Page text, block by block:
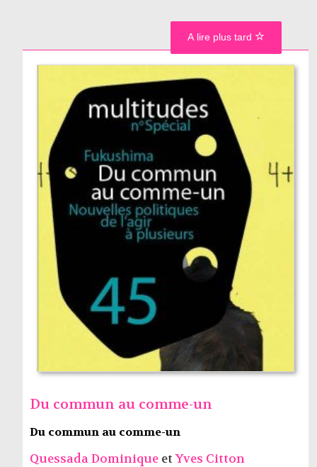
Du commun au comme-un
Du commun au comme-un
Quessada DominiqueetYves Citton
A lire plus tard